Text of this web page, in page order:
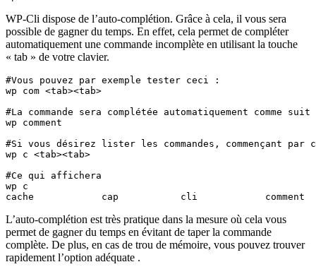
WP-Cli dispose de l’auto-complétion. Grâce à cela, il vous sera
possible de gagner du temps. En effet, cela permet de compléter
automatiquement une commande incomplète en utilisant la touche
« tab » de votre clavier.
#Vous pouvez par exemple tester ceci :
wp com <tab><tab>
#La commande sera complétée automatiquement comme
wp comment
#Si vous désirez lister les commandes, commençant par
wp c <tab><tab>
#Ce qui affichera
wp c
cache            cap           cli            comment
L’auto-complétion est très pratique dans la mesure où cela vous
permet de gagner du temps en évitant de taper la commande
complète. De plus, en cas de trou de mémoire, vous pouvez trouver
rapidement l’option adéquate .